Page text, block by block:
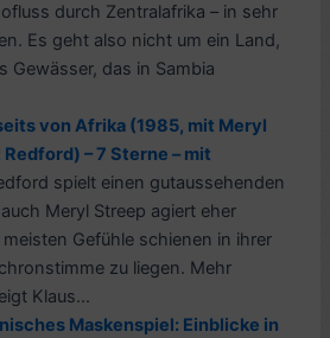
durch Zentralafrika – in sehr
Es geht also nicht um ein Land,
Gewässer, das in Sambia
von Afrika (1985, mit Meryl
– 7 Sterne – mit
spielt einen gutaussehenden
Meryl Streep agiert eher
Gefühle schienen in ihrer
zu liegen. Mehr
Klaus...
Maskenspiel: Einblicke in